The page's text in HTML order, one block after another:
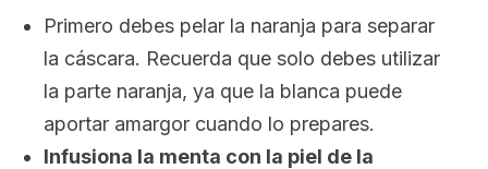
Primero debes pelar la naranja para separar
la cáscara. Recuerda que solo debes utilizar
la parte naranja, ya que la blanca puede
aportar amargor cuando lo prepares.
Infusiona la menta con la piel de la